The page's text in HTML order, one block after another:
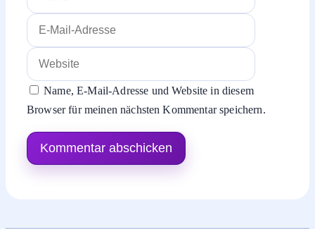
Mail-
Website
Name, E-Mail-Adresse und Website in diesem
Browser für meinen nächsten Kommentar speichern.